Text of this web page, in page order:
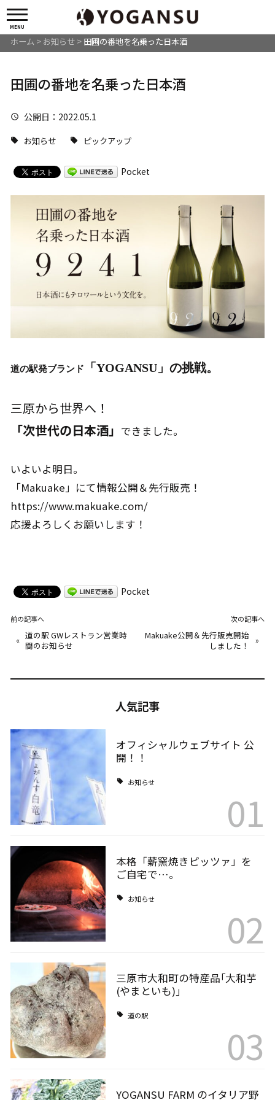
MENU
ホーム > お知らせ> 田圃の番地を名乗った日本酒
田圃の番地を名乗った日本酒
公開日 ：2022.05.1
お知らせ ピックアップ
Pocket
道の駅発ブランド 「YOGANSU」の挑戦。
三原から世界へ！
「次世代の日本酒」 できました。
いよいよ明日。
「Makuake」にて情報公開＆先行販売！
https://www.makuake.com/
応援よろしくお願いします！
Pocket
前の記事へ
« 道の駅 GWレストラン営業時
間のお知らせ
次の記事へ
Makuake公開＆先行販売開始
しました！
»
人気記事
オフィシャルウェブサイト 公
開！！
お知らせ
01
本格「薪窯焼きピッツァ」を
ご自宅で…。
お知らせ
02
三原市大和町の特産品｢大和芋
(やまといも)｣
道の駅
03
YOGANSU FARM のイタリア野